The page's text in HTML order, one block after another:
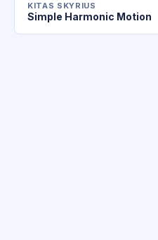
KITAS SKYRIUS
Simple Harmonic Motion